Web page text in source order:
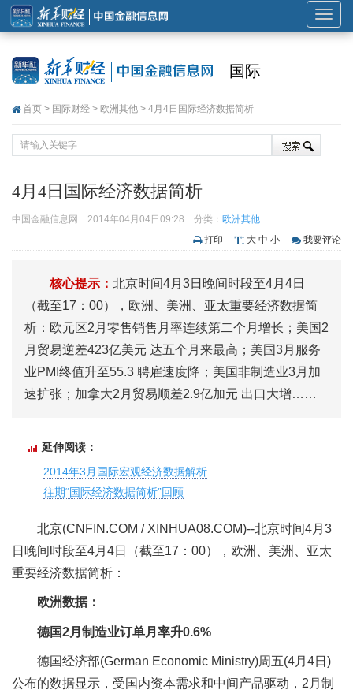
展
开
国际
首页 > 国际财经 > 欧洲其他 > 4月4日国际经济数据简析
4月4日国际经济数据简析
中国金融信息网 2014年04月04日09:28 分类： 欧洲其他
打印
大 中 小 我要评论
核心提示： 北京时间4月3日晚间时段至4月4日
（截至17：00），欧洲、美洲、亚太重要经济数据简
析：欧元区2月零售销售月率连续第二个月增长；美国2
月贸易逆差423亿美元 达五个月来最高；美国3月服务
业PMI终值升至55.3 聘雇速度降；美国非制造业3月加
速扩张；加拿大2月贸易顺差2.9亿加元 出口大增……
延伸阅读：
2014年3月国际宏观经济数据解析
往期“国际经济数据简析”回顾
北京(CNFIN.COM / XINHUA08.COM)--北京时间4月3
日晚间时段至4月4日（截至17：00），欧洲、美洲、亚太
重要经济数据简析：
欧洲数据：
德国2月制造业订单月率升0.6%
德国经济部(German Economic Ministry)周五(4月4日)
公布的数据显示，受国内资本需求和中间产品驱动，2月制